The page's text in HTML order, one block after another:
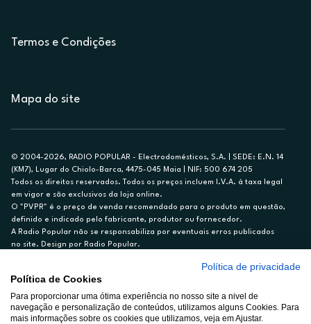
Termos e Condições
Mapa do site
© 2004-2026, RADIO POPULAR - Electrodomésticos, S.A. | SEDE: E.N. 14
(KM7), Lugar do Chiolo-Barca, 4475-045 Maia | NIF: 500 674 205
Todos os direitos reservados. Todos os preços incluem I.V.A. à taxa legal
em vigor e são exclusivos da loja online.
O "PVPR" é o preço de venda recomendado para o produto em questão,
definido e indicado pelo fabricante, produtor ou fornecedor.
A Radio Popular não se responsabiliza por eventuais erros publicados
no site. Design por Radio Popular.
Ex. para limite de crédito de €1.500, reembolsado em 12 meses, TAN
14,79%.
Crédito sujeito a aprovação pelo Cetelem, marca BNP Paribas Personal
Finance, S.A., Sucursal em Portugal. Informe-se no 21 721 90 00 (dias
Política de privacidade
Política de Cookies
Para proporcionar uma ótima experiência no nosso site a nivel de
navegação e personalização de conteúdos, utilizamos alguns Cookies. Para
mais informações sobre os cookies que utilizamos, veja em Ajustar.